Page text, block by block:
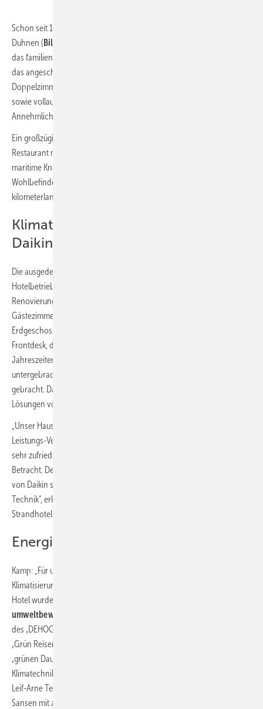
Schon seit 125 Jahren beherbergt das renommierte Strandhotel
Duhnen ( Bild 1
das familiengeführte Hotel direkt am Nationalpark Wattenmeer sowie
das angeschlossene Aparthotel Kamp in 67 großzügigen Einzel- und
Doppelzimmern, sechs Junior-Suiten, zwei Skysuiten mit Personal Spa
sowie vollausgestatteten 19 Ferienappartements alle
Annehmlichkeiten eines modernen 4****-Hauses.
Ein großzügiger Wellnessbereich mit
Restaurant mit regionalen Köstlichkeiten, eine Cocktailbar und
maritime Kneipe sorgen für Abwechslung und entspanntes
Wohlbefinden bei den Gästen des Ferien- und Wellnesshotels am
kilometerlangen Nordseestrand.
Klimatechnik: Inhaber setzt auf
Daikin
Die ausgedehnten Phasen der Corona-Lockdowns, in denen der
Hotelbetrieb ruhen musste, nutzten die Inhaber des Hauses zur
Renovierung und Modernisierung. So wurde sowohl in den
Gästezimmern als auch in den öffentlichen Gastbereichen im
Erdgeschoss des Gebäudeteils von 1976, in dem das Rezeptions-
Frontdesk, die Hotellobby, der Frühstücksraum, das Restaurant „Vier
Jahreszeiten“, die Lido Bar und der Veranstaltungsraum „Düne“
untergebracht sind, die
gebracht. Dabei setzte man, wie schon in der Vergangenheit, auf
Lösungen von Daikin.
„Unser Haus ist sehr qualitätsbewusst und für uns muss das Preis-
Leistungs-Verhältnis stimmen. Da wir bisher mit den Daikin-Anlagen
sehr zufrieden waren, kam ein anderes Konzept für uns nicht in
Betracht. Der hohe Standard, der gute Ruf und die weite Verbreitung
von Daikin sorgen für das nötige Vertrauen in die Zuverlässigkeit der
Technik“, erklärt Kristian Kamp, geschäftsführender Inhaber des
Strandhotel Duhnen.
Energieeffizienz höchste Priorität
Kamp: „Für uns stand bei der Modernisierung der
Klimatisierungstechnik die Energieeffizienz im Mittelpunkt. Denn unser
Hotel wurde bereits in der Vergangenheit für sein
umweltbewusstes Unternehmenskonzept
des ‚DEHOGA Umweltchecks‘ ausgezeichnet. Im Rahmen der Initiative
‚Grün Reisen‘ wird unser Haus interessierten Gästen mit einem
‚grünen Daumen‘ empfohlen.“ Um diese Ansprüche an die neue
Klimatechnik gut umzusetzen, holte Kamp den Kälteanlagenbaumeister
Leif-Arne Tegt von Fritz Kälte-Technik und Daikin-Fachberater Pascal
Sansen mit an Bord.